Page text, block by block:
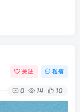
关注 私信
0 14 10